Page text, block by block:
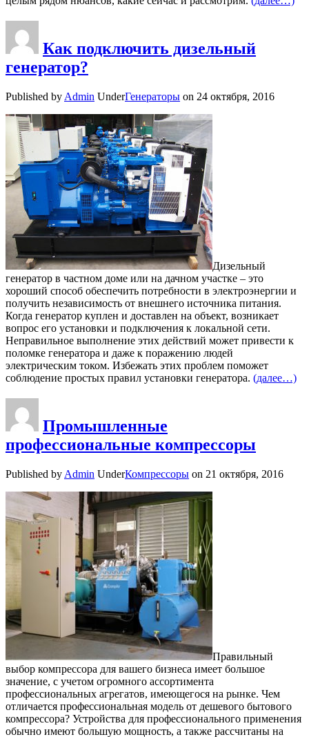
Как подключить дизельный
генератор?
Published by Admin UnderГенераторы on 24 октября, 2016
Дизельный
генератор в частном доме или на дачном участке – это
хороший способ обеспечить потребности в электроэнергии и
получить независимость от внешнего источника питания.
Когда генератор куплен и доставлен на объект, возникает
вопрос его установки и подключения к локальной сети.
Неправильное выполнение этих действий может привести к
поломке генератора и даже к поражению людей
электрическим током. Избежать этих проблем поможет
соблюдение простых правил установки генератора. (далее…)
Промышленные
профессиональные компрессоры
Published by Admin UnderКомпрессоры on 21 октября, 2016
Правильный
выбор компрессора для вашего бизнеса имеет большое
значение, с учетом огромного ассортимента
профессиональных агрегатов, имеющегося на рынке. Чем
отличается профессиональная модель от дешевого бытового
компрессора? Устройства для профессионального применения
обычно имеют большую мощность, а также рассчитаны на